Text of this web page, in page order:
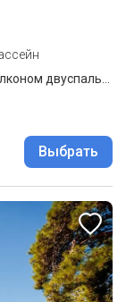
Выбрать